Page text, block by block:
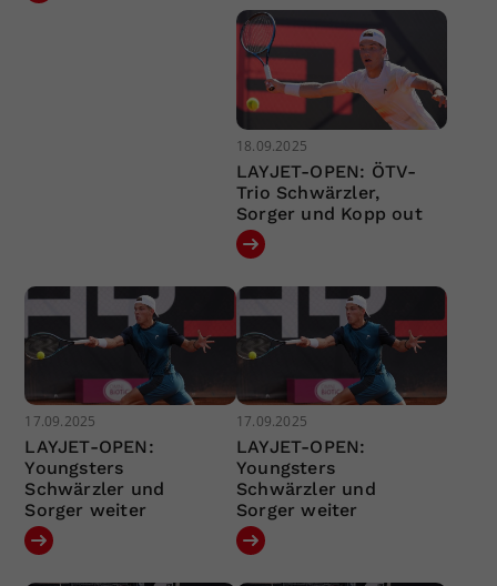
18.09.2025
LAYJET-OPEN: ÖTV-
Trio Schwärzler,
Sorger und Kopp out
17.09.2025
LAYJET-OPEN:
Youngsters
Schwärzler und
Sorger weiter
17.09.2025
LAYJET-OPEN:
Youngsters
Schwärzler und
Sorger weiter